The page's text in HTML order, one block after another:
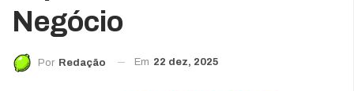
Negócio
Por Redação Em 22 dez, 2025